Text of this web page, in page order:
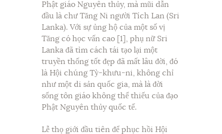
Phật giáo Nguyên thủy, mà mũi dẫn
đầu là chư Tăng Ni người Tích Lan (Sri
Lanka). Với sự ủng hộ của một số vị
Tăng có học vấn cao [1], phụ nữ Sri
Lanka đã tìm cách tái tạo lại một
truyền thống tốt đẹp đã mất lâu đời, đó
là Hội chúng Tỳ-khưu-ni, không chỉ
như một di sản quốc gia, mà là đời
sống tôn giáo không thể thiếu của đạo
Phật Nguyên thủy quốc tế.
Lễ thọ giới đầu tiên để phục hồi Hội